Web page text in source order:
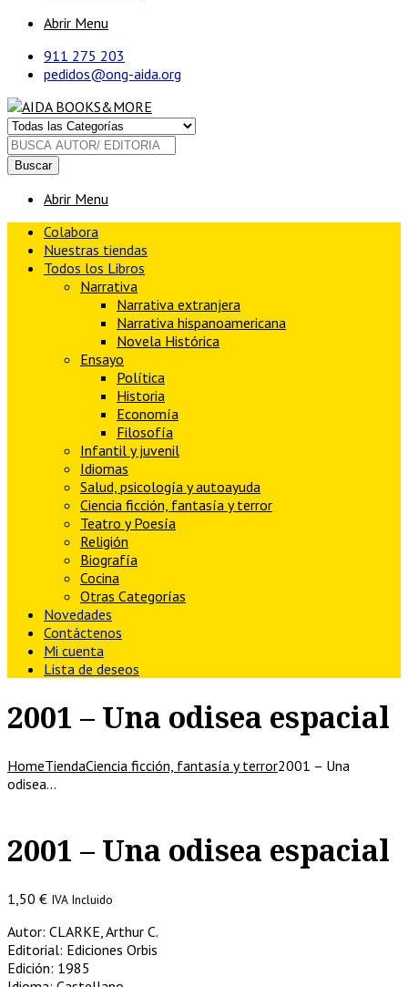
Abrir Menu
911 275 203
pedidos@ong-aida.org
Buscar
Abrir Menu
Colabora
Nuestras tiendas
Todos los Libros
Narrativa
Narrativa extranjera
Narrativa hispanoamericana
Novela Histórica
Ensayo
Política
Historia
Economía
Filosofía
Infantil y juvenil
Idiomas
Salud, psicología y autoayuda
Ciencia ficción, fantasía y terror
Teatro y Poesía
Religión
Biografía
Cocina
Otras Categorías
Novedades
Contáctenos
Mi cuenta
Lista de deseos
2001 – Una odisea espacial
HomeTiendaCiencia ficción, fantasía y terror2001 – Una
odisea…
2001 – Una odisea espacial
1,50 € IVA Incluido
Autor: CLARKE, Arthur C.
Editorial: Ediciones Orbis
Edición: 1985